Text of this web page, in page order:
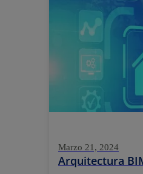
Marzo 21, 2024
Arquitectura